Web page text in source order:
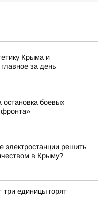
Крыма и
за день
боевых
электростанции решить
в Крыму?
три единицы горят